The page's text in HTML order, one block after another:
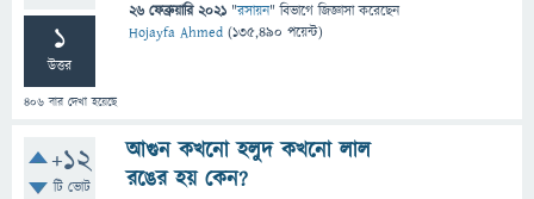
1
উত্তর
406 বার দেখা হয়েছে
26 ফেব্রুয়ারি 2021 "রসায়ন" বিভাগে জিজ্ঞাসাকরেছেন
Hojayfa Ahmed (135,490 পয়েন্ট)
+12
টি ভোট
আগুন কখনো হলুদ কখনো লাল
রঙের হয় কেন?